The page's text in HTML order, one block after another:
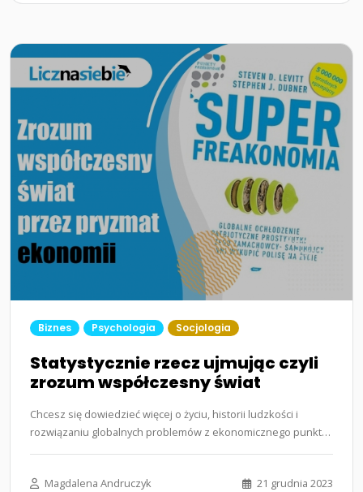
Biznes Psychologia Socjologia
Statystycznie rzecz ujmując czyli
zrozum współczesny świat
Chcesz się dowiedzieć więcej o życiu, historii ludzkości i
rozwiązaniu globalnych problemów z ekonomicznego punktu
Magdalena Andruczyk 21 grudnia 2023